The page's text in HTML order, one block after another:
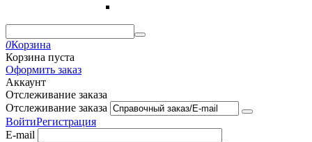
0Корзина
Корзина пуста
Оформить заказ
Аккаунт
Отслеживание заказа
Отслеживание заказа
ВойтиРегистрация
E-mail